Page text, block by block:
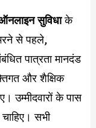
सुविधाके
से पहले,
पात्रता मानदंड
और शैक्षिक
उम्मीदवारों के पास
सभी